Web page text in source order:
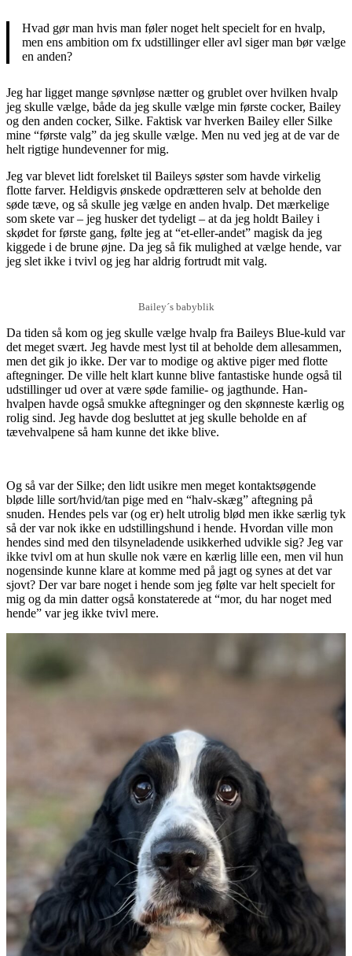
Hvad gør man hvis man føler noget helt specielt for en hvalp,
men ens ambition om fx udstillinger eller avl siger man bør vælge
en anden?
Jeg har ligget mange søvnløse nætter og grublet over hvilken hvalp
jeg skulle vælge, både da jeg skulle vælge min første cocker, Bailey
og den anden cocker, Silke. Faktisk var hverken Bailey eller Silke
mine “første valg” da jeg skulle vælge. Men nu ved jeg at de var de
helt rigtige hundevenner for mig.
Jeg var blevet lidt forelsket til Baileys søster som havde virkelig
flotte farver. Heldigvis ønskede opdrætteren selv at beholde den
søde tæve, og så skulle jeg vælge en anden hvalp. Det mærkelige
som skete var – jeg husker det tydeligt – at da jeg holdt Bailey i
skødet for første gang, følte jeg at “et-eller-andet” magisk da jeg
kiggede i de brune øjne. Da jeg så fik mulighed at vælge hende, var
jeg slet ikke i tvivl og jeg har aldrig fortrudt mit valg.
Bailey´s babyblik
Da tiden så kom og jeg skulle vælge hvalp fra Baileys Blue-kuld var
det meget svært. Jeg havde mest lyst til at beholde dem allesammen,
men det gik jo ikke. Der var to modige og aktive piger med flotte
aftegninger. De ville helt klart kunne blive fantastiske hunde også til
udstillinger ud over at være søde familie- og jagthunde. Han-
hvalpen havde også smukke aftegninger og den skønneste kærlig og
rolig sind. Jeg havde dog besluttet at jeg skulle beholde en af
tævehvalpene så ham kunne det ikke blive.
Og så var der Silke; den lidt usikre men meget kontaktsøgende
bløde lille sort/hvid/tan pige med en “halv-skæg” aftegning på
snuden. Hendes pels var (og er) helt utrolig blød men ikke særlig tyk
så der var nok ikke en udstillingshund i hende. Hvordan ville mon
hendes sind med den tilsyneladende usikkerhed udvikle sig? Jeg var
ikke tvivl om at hun skulle nok være en kærlig lille een, men vil hun
nogensinde kunne klare at komme med på jagt og synes at det var
sjovt? Der var bare noget i hende som jeg følte var helt specielt for
mig og da min datter også konstaterede at “mor, du har noget med
hende” var jeg ikke tvivl mere.